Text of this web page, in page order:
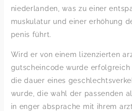
niederlanden, was zu einer
muskulatur und einer erhöhung
penis führt.
Wird er von einem lizenzierten
gutscheincode wurde
die dauer eines
wurde, die wahl der passenden
in enger absprache mit ihrem